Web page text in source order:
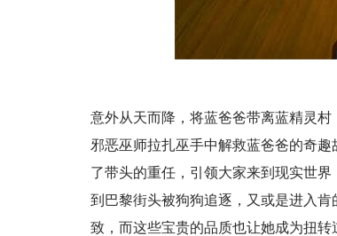
意外从天而降，将蓝爸爸带离蓝精灵
邪恶巫师拉扎巫手中解救蓝爸爸的奇
了带头的重任，引领大家来到现实世
到巴黎街头被狗狗追逐，又或是进入
致，而这些宝贵的品质也让她成为扭转